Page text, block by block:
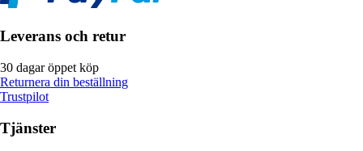
Leverans och retur
30 dagar öppet köp
Returnera din beställning
Trustpilot
Tjänster